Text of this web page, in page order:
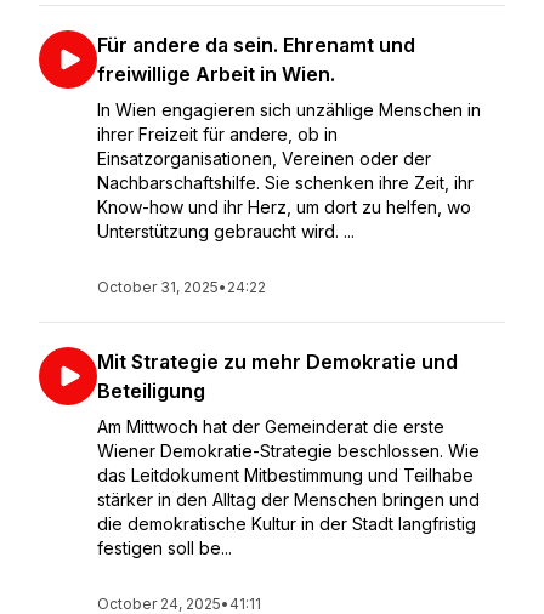
Für andere da sein. Ehrenamt und
freiwillige Arbeit in Wien.
In Wien engagieren sich unzählige Menschen in
ihrer Freizeit für andere, ob in
Einsatzorganisationen, Vereinen oder der
Nachbarschaftshilfe. Sie schenken ihre Zeit, ihr
Know-how und ihr Herz, um dort zu helfen, wo
Unterstützung gebraucht wird. ...
October 31, 2025• 24:22
Mit Strategie zu mehr Demokratie und
Beteiligung
Am Mittwoch hat der Gemeinderat die erste
Wiener Demokratie-Strategie beschlossen. Wie
das Leitdokument Mitbestimmung und Teilhabe
stärker in den Alltag der Menschen bringen und
die demokratische Kultur in der Stadt langfristig
festigen soll be...
October 24, 2025• 41:11